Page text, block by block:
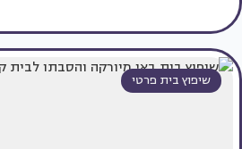
שיפוץ בית פרטי